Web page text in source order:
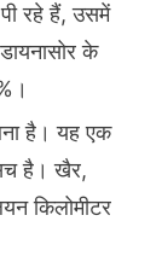
रहे हैं, उसमें
के
है। यह एक
है। खैर,
किलोमीटर